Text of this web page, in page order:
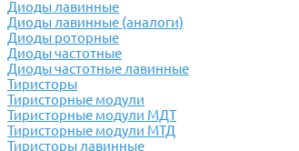
Диоды лавинные
Диоды лавинные (аналоги)
Диоды роторные
Диоды частотные
Диоды частотные лавинные
Тиристоры
Тиристорные модули
Тиристорные модули МДТ
Тиристорные модули МТД
Тиристоры лавинные